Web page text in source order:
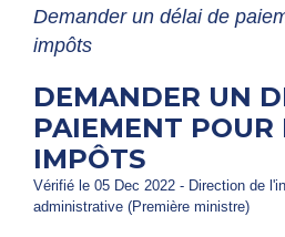
Demander un délai de
impôts
DEMANDER UN
PAIEMENT POUR
IMPÔTS
Vérifié le 05 Dec 2022 - Direction de
administrative (Première ministre)